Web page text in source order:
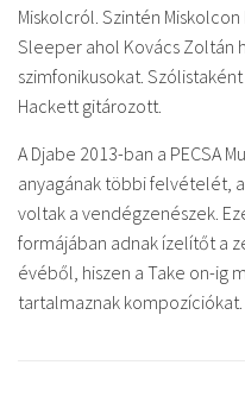
Miskolcról. Szintén
Sleeper ahol Kovács Zoltán
szimfonikusokat.
Hackett gitározott.
A Djabe 2013-ban a PECSA
anyagának többi felvételét,
voltak a vendégzenészek.
formájában adnak ízelítőt a
évéből, hiszen a Take on-ig
tartalmaznak kompozíciókat.